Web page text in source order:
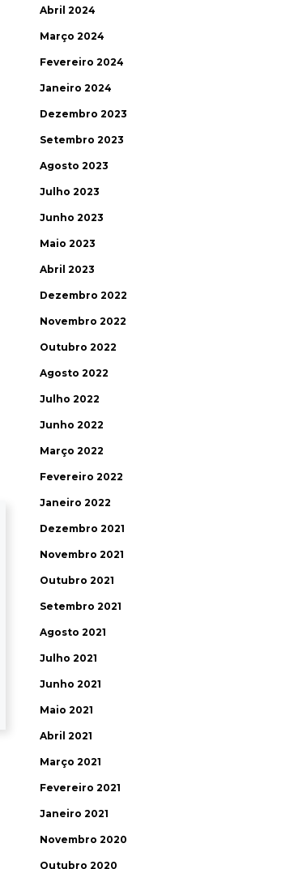
Abril 2024
Março 2024
Fevereiro 2024
Janeiro 2024
Dezembro 2023
Setembro 2023
Agosto 2023
Julho 2023
Junho 2023
Maio 2023
Abril 2023
Dezembro 2022
Novembro 2022
Outubro 2022
Agosto 2022
Julho 2022
Junho 2022
Março 2022
Fevereiro 2022
Janeiro 2022
Dezembro 2021
Novembro 2021
Outubro 2021
Setembro 2021
Agosto 2021
Julho 2021
Junho 2021
Maio 2021
Abril 2021
Março 2021
Fevereiro 2021
Janeiro 2021
Novembro 2020
Outubro 2020